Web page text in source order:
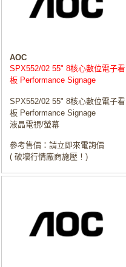
AOC
SPX552/02 55" 8核心數位電子看
板 Performance Signage
SPX552/02 55" 8核心數位電子看
板 Performance Signage
液晶電視/螢幕
參考售價：請立即來電詢價
( 破壞行情廠商施壓！)